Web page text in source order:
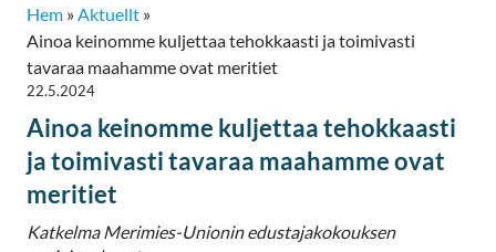
Hem »Aktuellt »
Ainoa keinomme kuljettaa tehokkaasti ja toimivasti
tavaraa maahamme ovat meritiet
22.5.2024
Ainoa keinomme kuljettaa tehokkaasti
ja toimivasti tavaraa maahamme ovat
meritiet
Katkelma Merimies-Unionin edustajakokouksen